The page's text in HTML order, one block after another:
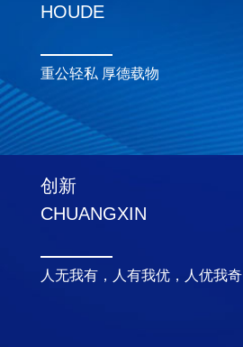
HOUDE
重公轻私 厚德载物
创新
CHUANGXIN
人无我有，人有我优， 人优我奇